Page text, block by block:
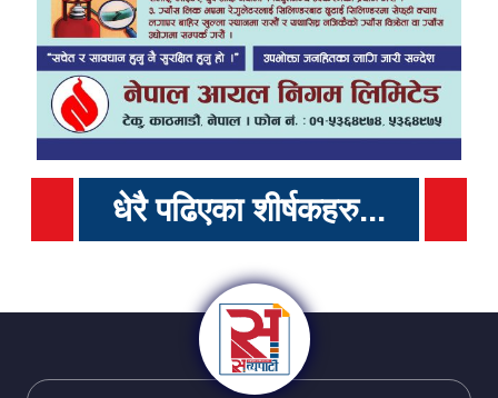
धेरै पढिएका शीर्षकहरु...